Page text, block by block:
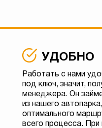
УДОБНО
Работать с нами
под ключ, значит,
менеджера. Он
из нашего
оптимального
всего процесса.